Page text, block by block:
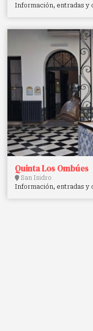
Información, entradas y
Quinta Los Ombúes
San Isidro
Información, entradas y